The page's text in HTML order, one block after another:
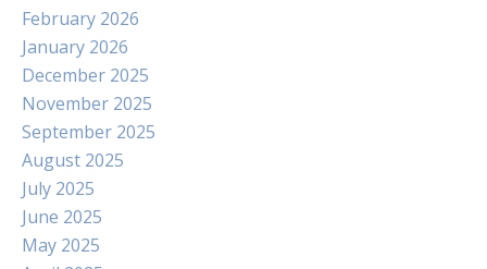
February 2026
January 2026
December 2025
November 2025
September 2025
August 2025
July 2025
June 2025
May 2025